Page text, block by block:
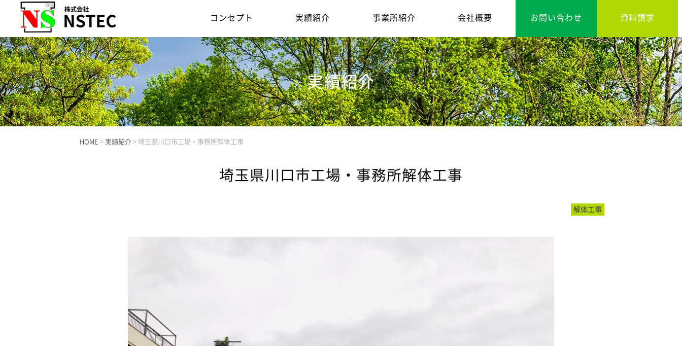
コンセプト 実績紹介 事業所紹介 会社概要 お問い合わせ 資料請求
実績紹介
HOME > 実績紹介 > 埼玉県川口市工場・事務所解体工事
埼玉県川口市工場・事務所解体工事
解体工事